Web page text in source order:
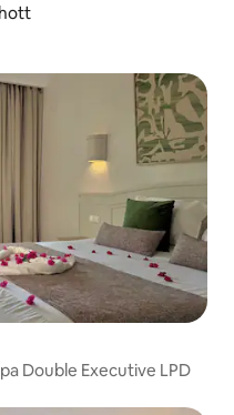
Double Executive LPD